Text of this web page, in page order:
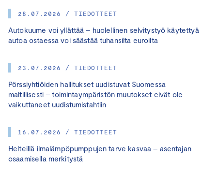
28.07.2026 / TIEDOTTEET
Autokuume voi yllättää – huolellinen selvitystyö käytettyä
autoa ostaessa voi säästää tuhansilta euroilta
23.07.2026 / TIEDOTTEET
Pörssiyhtiöiden hallitukset uudistuvat Suomessa
maltillisesti – toimintaympäristön muutokset eivät ole
vaikuttaneet uudistumistahtiin
16.07.2026 / TIEDOTTEET
Helteillä ilmalämpöpumppujen tarve kasvaa – asentajan
osaamisella merkitystä